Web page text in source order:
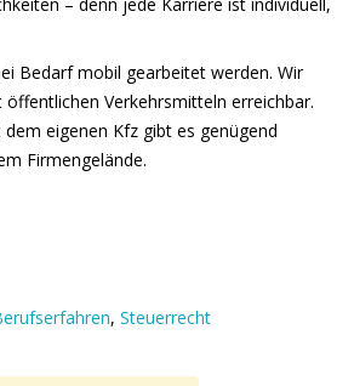
Bedarf mobil gearbeitet werden. Wir
Verkehrsmitteln erreichbar.
eigenen Kfz gibt es genügend
Firmengelände.
, Steuerrecht